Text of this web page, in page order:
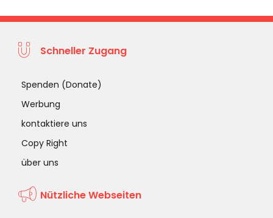
Schneller Zugang
Spenden (Donate)
Werbung
kontaktiere uns
Copy Right
über uns
Nützliche Webseiten